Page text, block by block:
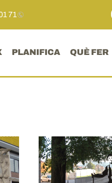
71
PLANIFICA QUÈ FER